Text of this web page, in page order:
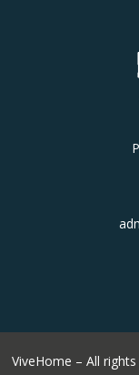
ViveHome – All